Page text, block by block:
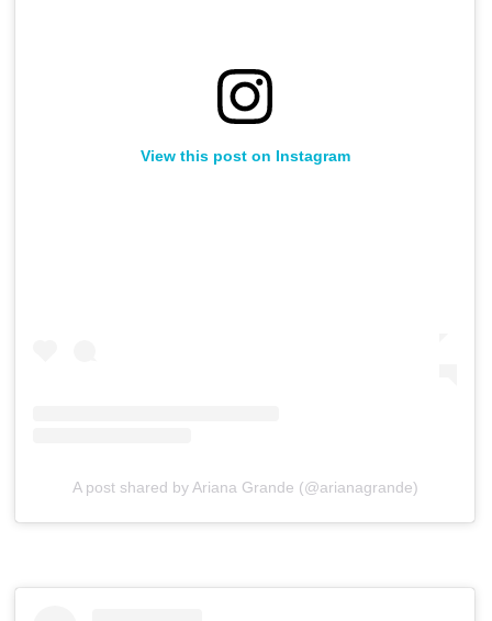
View this post on Instagram
A post shared by Ariana Grande (@arianagrande)